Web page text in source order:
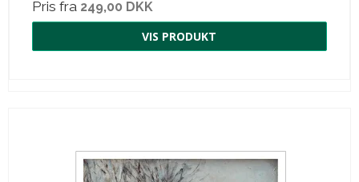
Pris fra 249,00 DKK
VIS PRODUKT